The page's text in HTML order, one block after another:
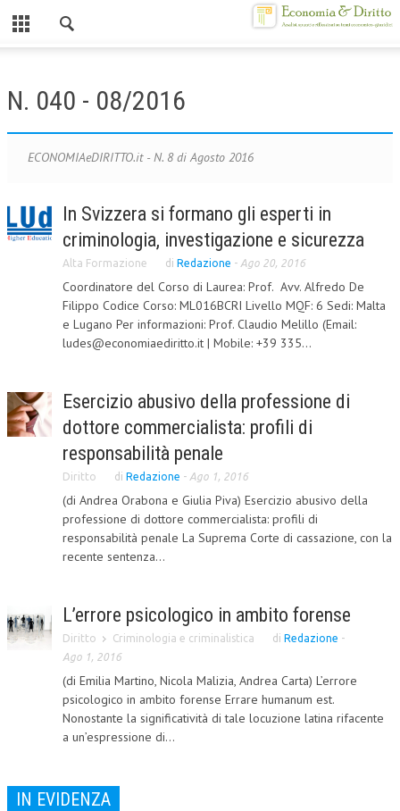
CHI SIAMO
MISSION
CENTRO STUDI
ATTO COSTITUTIVO E STATUTO
ORGANIZZAZIONE
OBIETTIVI
ALTA FORMAZIONE
CORSI CE.S.E.D.
ARCHIVIO CORSI 2015
BROCHURE CE.S.E.D.
LA RIVISTA
COMITATO SCIENTIFICO
REDAZIONE
PEER REVIEW
AUTORI
N. 040 - 08/2016
ECONOMIAeDIRITTO.it - N. 8 di Agosto 2016
In Svizzera si formano gli esperti in
criminologia, investigazione e sicurezza
Alta Formazione di Redazione - Ago 20, 2016
Coordinatore del Corso di Laurea: Prof. Avv. Alfredo De
Filippo Codice Corso: ML016BCRI Livello MQF: 6 Sedi: Malta
e Lugano Per informazioni: Prof. Claudio Melillo (Email:
ludes@economiaediritto.it | Mobile: +39 335...
Esercizio abusivo della professione di
dottore commercialista: profili di
responsabilità penale
Diritto di Redazione - Ago 1, 2016
(di Andrea Orabona e Giulia Piva) Esercizio abusivo della
professione di dottore commercialista: profili di
responsabilità penale La Suprema Corte di cassazione, con la
recente sentenza...
L’errore psicologico in ambito forense
Diritto Criminologia e criminalistica di Redazione -
Ago 1, 2016
(di Emilia Martino, Nicola Malizia, Andrea Carta) L’errore
psicologico in ambito forense Errare humanum est.
Nonostante la significatività di tale locuzione latina rifacente
a un’espressione di...
IN EVIDENZA